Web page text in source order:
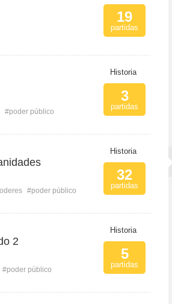
19
partidas
#poder público
Historia
3
partidas
#poder público
Historia
32
partidas
2
#poder público
Historia
5
partidas